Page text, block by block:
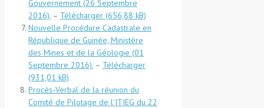
Gouvernement (26 Septembre
2016). – Télécharger
Nouvelle Procédure Cadastrale en
République de Guinée, Ministère
des Mines et de la Géologie (01
Septembre 2016). – Télécharger
Procès-Verbal de la réunion du
Comité de Pilotage de l’ITIEG du 22